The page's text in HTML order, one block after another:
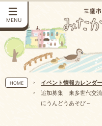
MENU
HOME
イベント情報カレンダー
追加募集 東多世代交
にうんどうあそび～